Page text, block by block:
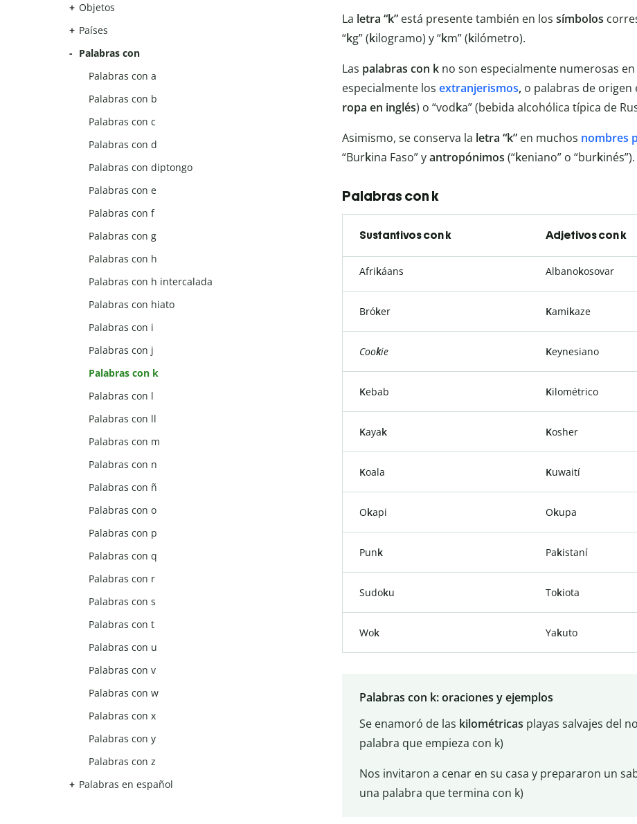
La letra “k” está presente también en los símbolos
“kg” (kilogramo) y “km” (kilómetro).
Las palabras con k no son especialmente numerosas
especialmente los extranjerismos, o palabras de origen
ropa en inglés) o “vodka” (bebida alcohólica típica de
Asimismo, se conserva la letra “k” en muchos nombres
“Burkina Faso” yantropónimos (“keniano” o “burkinés”).
Palabras con k
Sustantivos con k Adjetivos con k
Afrikáans Albanokosovar
Bróker Kamikaze
Cookie Keynesiano
Kebab Kilométrico
Kayak Kosher
Koala Kuwaití
Okapi Okupa
Punk Pakistaní
Sudoku Tokiota
Wok Yakuto
Palabras con k: oraciones y ejemplos
Se enamoró de las kilométricas playas salvajes del
palabra que empieza con k)
Nos invitaron a cenar en su casa y prepararon un
una palabra que termina con k)
Objetos
Países
Palabras con
Palabras con a
Palabras con b
Palabras con c
Palabras con d
Palabras con diptongo
Palabras con e
Palabras con f
Palabras con g
Palabras con h
Palabras con h intercalada
Palabras con hiato
Palabras con i
Palabras con j
Palabras con k
Palabras con l
Palabras con ll
Palabras con m
Palabras con n
Palabras con ñ
Palabras con o
Palabras con p
Palabras con q
Palabras con r
Palabras con s
Palabras con t
Palabras con u
Palabras con v
Palabras con w
Palabras con x
Palabras con y
Palabras con z
Palabras en español